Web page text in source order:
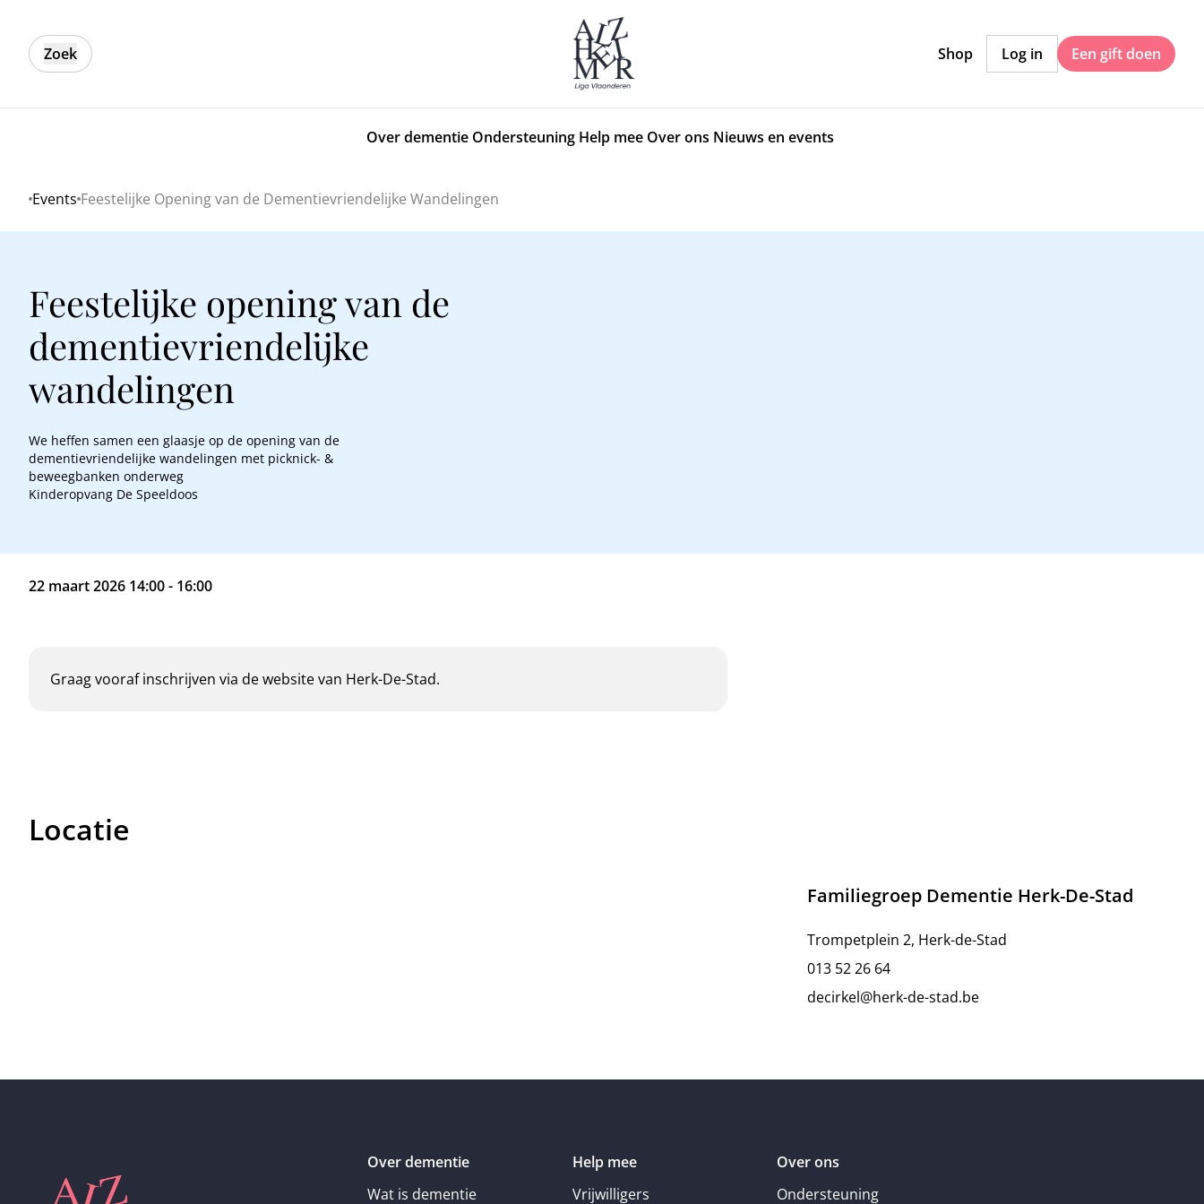
Zoek Shop Log in Een gift doen
Over dementie Ondersteuning Help mee Over ons Nieuws en events
Home
Events Feestelijke Opening van de Dementievriendelijke Wandelingen
Feestelijke opening van de
dementievriendelijke
wandelingen
We heffen samen een glaasje op de opening van de
dementievriendelijke wandelingen met picknick- &
beweegbanken onderweg
Kinderopvang De Speeldoos
22 maart 2026 14:00 - 16:00
Graag vooraf inschrijven via de website van Herk-De-Stad.
Locatie
Familiegroep Dementie Herk-De-Stad
Trompetplein 2, Herk-de-Stad
013 52 26 64
decirkel@herk-de-stad.be
Over dementie
Wat is dementie
Help mee
Vrijwilligers
Over ons
Ondersteuning